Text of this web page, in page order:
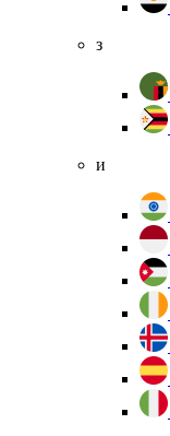
з
и